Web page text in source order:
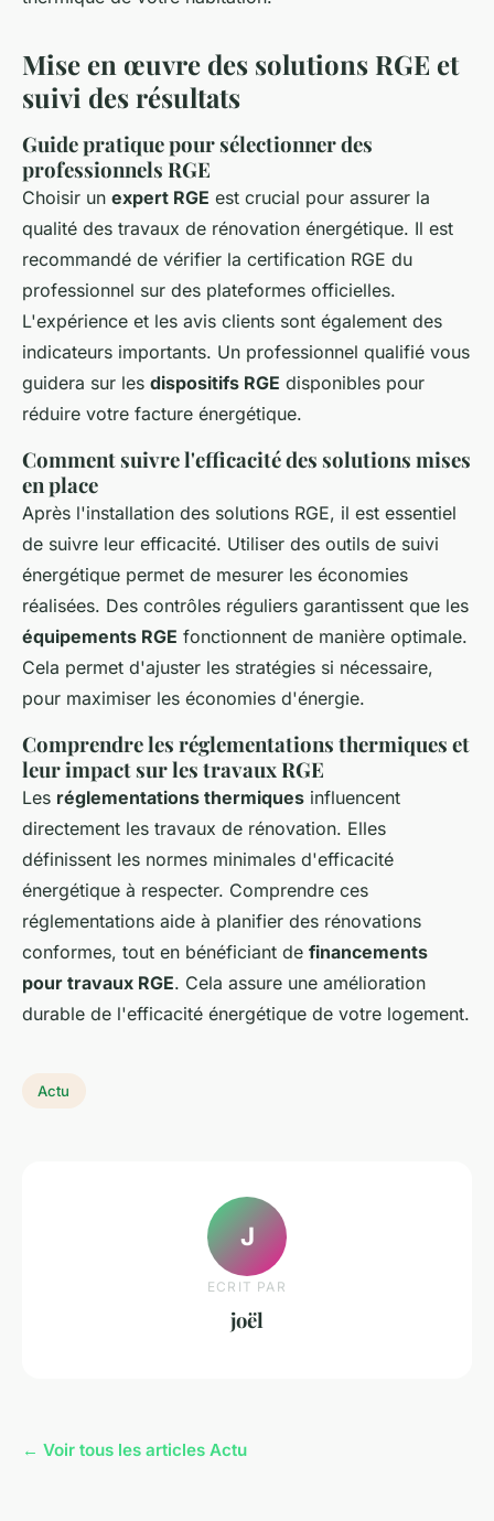
Mise en œuvre des solutions RGE et
suivi des résultats
Guide pratique pour sélectionner des
professionnels RGE
Choisir un expert RGE est crucial pour assurer la
qualité des travaux de rénovation énergétique. Il est
recommandé de vérifier la certification RGE du
professionnel sur des plateformes officielles.
L'expérience et les avis clients sont également des
indicateurs importants. Un professionnel qualifié vous
guidera sur les dispositifs RGE disponibles pour
réduire votre facture énergétique.
Comment suivre l'efficacité des solutions mises
en place
Après l'installation des solutions RGE, il est essentiel
de suivre leur efficacité. Utiliser des outils de suivi
énergétique permet de mesurer les économies
réalisées. Des contrôles réguliers garantissent que les
équipements RGE fonctionnent de manière optimale.
Cela permet d'ajuster les stratégies si nécessaire,
pour maximiser les économies d'énergie.
Comprendre les réglementations thermiques et
leur impact sur les travaux RGE
Les réglementations thermiques influencent
directement les travaux de rénovation. Elles
définissent les normes minimales d'efficacité
énergétique à respecter. Comprendre ces
réglementations aide à planifier des rénovations
conformes, tout en bénéficiant de financements
pour travaux RGE. Cela assure une amélioration
durable de l'efficacité énergétique de votre logement.
Actu
J
ECRIT PAR
joël
← Voir tous les articles Actu